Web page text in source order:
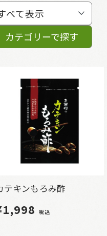
べて表示
カテゴリーで探す
テキンもろみ酢
税込